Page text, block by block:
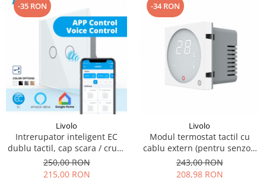
-35 RON
Livolo
Intrerupator inteligent EC
dublu tactil, cap scara / cruce
Generatie Noua, cu panou
sticla
250,00 RON
215,00 RON
-34 RON
Livolo
Modul termostat tactil cu
cablu extern (pentru senzor)
model 23 white
243,00 RON
208,98 RON